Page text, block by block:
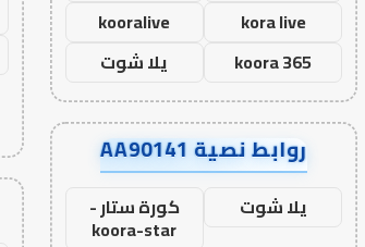
kora live
kooralive
koora 365
يلا شوت
روابط نصية AA90141
يلا شوت كورة ستار -
koora-star